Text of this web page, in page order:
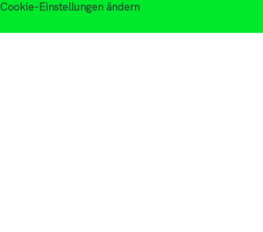
Cookie-Einstellungen ändern